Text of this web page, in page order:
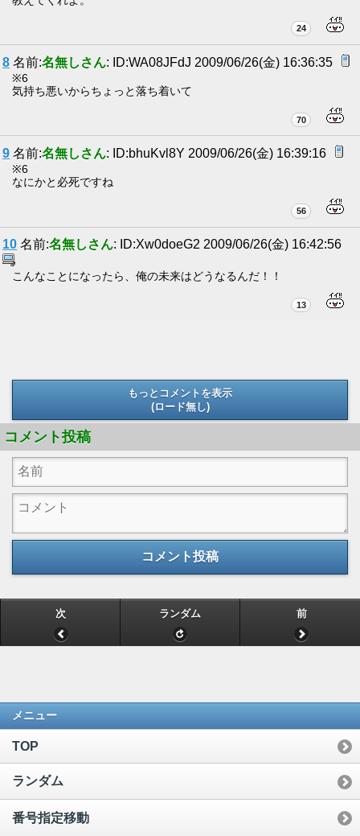
24
8 名前:名無しさん: ID:WA08JFdJ 2009/06/26(金) 16:36:35
※6
気持ち悪いからちょっと落ち着いて
70
9 名前:名無しさん: ID:bhuKvl8Y 2009/06/26(金) 16:39:16
※6
なにかと必死ですね
56
10 名前:名無しさん: ID:Xw0doeG2 2009/06/26(金) 16:42:56
こんなことになったら、俺の未来はどうなるんだ！！
13
もっとコメントを表示
(ロード無し)
コメント投稿
コメント投稿
次 ランダム 前
メニュー
TOP
ランダム
番号指定移動